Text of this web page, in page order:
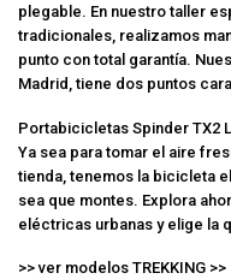
plegable. En nuestro taller
tradicionales, realizamos
punto con total garantía.
Madrid, tiene dos puntos
Portabicicletas Spinder TX2
Ya sea para tomar el aire
tienda, tenemos la bicicleta
sea que montes. Explora
eléctricas urbanas y elige la
>> ver modelos TREKKING >>